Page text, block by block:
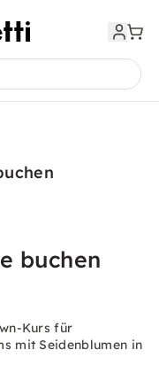
buchen
Kurs für
mit Seidenblumen in